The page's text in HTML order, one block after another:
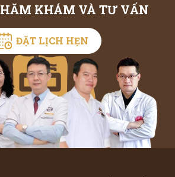
KHÁM VÀ TƯ VẤN
ĐẶT LỊCH HẸN